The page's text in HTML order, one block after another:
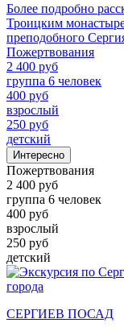
Более подробно
Троицким
преподобного
Пожертвования
2 400 руб
группа 6 человек
400 руб
взрослый
250 руб
детский
Интересно
Пожертвования
2 400 руб
группа 6 человек
400 руб
взрослый
250 руб
детский
СЕРГИЕВ ПОСАД